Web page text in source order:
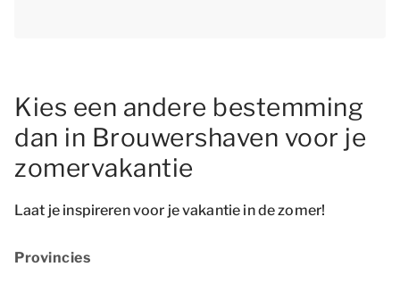
Kies een andere bestemming
dan in Brouwershaven voor je
zomervakantie
Laat je inspireren voor je vakantie in de zomer!
Provincies